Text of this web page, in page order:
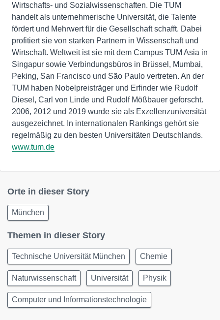
Wirtschafts- und Sozialwissenschaften. Die TUM
handelt als unternehmerische Universität, die Talente
fördert und Mehrwert für die Gesellschaft schafft. Dabei
profitiert sie von starken Partnern in Wissenschaft und
Wirtschaft. Weltweit ist sie mit dem Campus TUM Asia in
Singapur sowie Verbindungsbüros in Brüssel, Mumbai,
Peking, San Francisco und São Paulo vertreten. An der
TUM haben Nobelpreisträger und Erfinder wie Rudolf
Diesel, Carl von Linde und Rudolf Mößbauer geforscht.
2006, 2012 und 2019 wurde sie als Exzellenzuniversität
ausgezeichnet. In internationalen Rankings gehört sie
regelmäßig zu den besten Universitäten Deutschlands.
www.tum.de
Orte in dieser Story
München
Themen in dieser Story
Technische Universität München Chemie
Naturwissenschaft Universität Physik
Computer und Informationstechnologie